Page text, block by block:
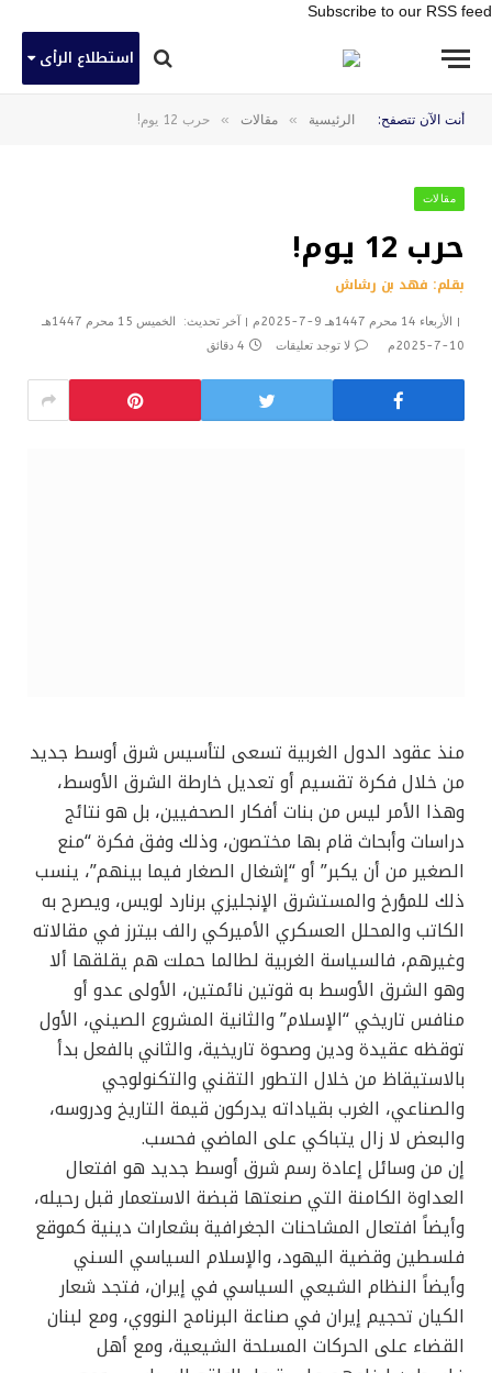
Subscribe to our RSS feed
استطلاع الرأى
أنت الآن تتصفح: الرئيسية » مقالات » حرب 12 يوم!
مقالات
حرب 12 يوم!
بقلم: فهد بن رشاش
الأربعاء 14 محرم 1447هـ 9-7-2025م آخر تحديث:
الخميس 15 محرم 1447هـ
10-7-2025م
لا توجد تعليقات 4 دقائق
منذ عقود الدول الغربية تسعى لتأسيس شرق أوسط جديد
من خلال فكرة تقسيم أو تعديل خارطة الشرق الأوسط،
وهذا الأمر ليس من بنات أفكار الصحفيين، بل هو نتائج
دراسات وأبحاث قام بها مختصون، وذلك وفق فكرة “منع
الصغير من أن يكبر” أو “إشغال الصغار فيما بينهم”، ينسب
ذلك للمؤرخ والمستشرق الإنجليزي برنارد لويس، ويصرح به
الكاتب والمحلل العسكري الأميركي رالف بيترز في مقالاته
وغيرهم، فالسياسة الغربية لطالما حملت هم يقلقها ألا
وهو الشرق الأوسط به قوتين نائمتين، الأولى عدو أو
منافس تاريخي “الإسلام” والثانية المشروع الصيني، الأول
توقظه عقيدة ودين وصحوة تاريخية، والثاني بالفعل بدأ
بالاستيقاظ من خلال التطور التقني والتكنولوجي
والصناعي، الغرب بقياداته يدركون قيمة التاريخ ودروسه،
والبعض لا زال يتباكي على الماضي فحسب.
إن من وسائل إعادة رسم شرق أوسط جديد هو افتعال
العداوة الكامنة التي صنعتها قبضة الاستعمار قبل رحيله،
وأيضاً افتعال المشاحنات الجغرافية بشعارات دينية كموقع
فلسطين وقضية اليهود، والإسلام السياسي السني
وأيضاً النظام الشيعي السياسي في إيران، فتجد شعار
الكيان تحجيم إيران في صناعة البرنامج النووي، ومع لبنان
القضاء على الحركات المسلحة الشيعية، ومع أهل